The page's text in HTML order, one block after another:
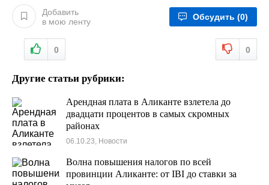
Добавить
в мою ленту
Обсудить (0)
0 0
Другие статьи рубрики:
Арендная плата в Аликанте взлетела до
двадцати процентов в самых скромных
районах
06.10.23, Новости
Волна повышения налогов по всей
провинции Аликанте: от IBI до ставки за